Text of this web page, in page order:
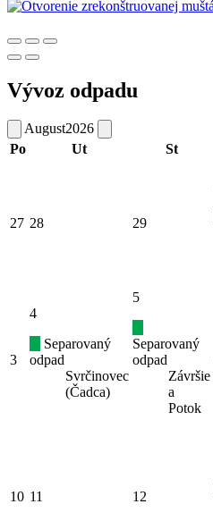
Vývoz odpadu
August2026
Po
Ut St
27 28 29
3
4
Separovaný
odpad
Svrčinovec
(Čadca)
5
Separovaný
odpad
Závršie
a
Potok
10 11 12